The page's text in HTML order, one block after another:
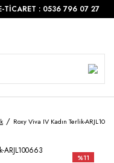
: 0536 796 07 27
Roxy Viva IV Kadın Terlik-
%11